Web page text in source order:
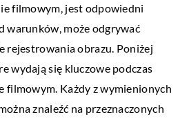
filmowym, jest odpowiedni
warunków, może odgrywać
rejestrowania obrazu. Poniżej
wydają się kluczowe podczas
filmowym. Każdy z wymienionych
znaleźć na przeznaczonych